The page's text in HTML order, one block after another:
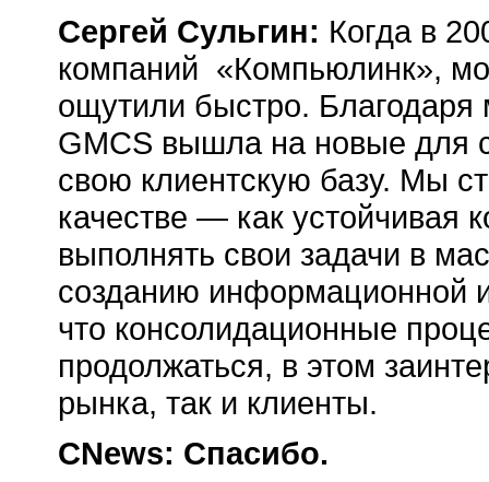
Сергей Сульгин: Когда в
компаний «Компьюлинк»,
ощутили быстро.
GMCS вышла на новые для
свою клиентскую базу. Мы
качестве — как устойчивая
выполнять свои задачи в
созданию информационной
что консолидационные
продолжаться, в этом
рынка, так и клиенты.
CNews: Спасибо.